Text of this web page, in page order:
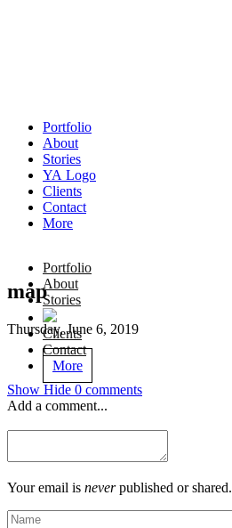
Portfolio
About
Stories
YA Logo
Clients
Contact
More
Portfolio
About
Stories
Clients
Contact
More
map
Thursday, June 6, 2019
Show Hide 0 comments
Add a comment...
Your email is neverpublished or shared.